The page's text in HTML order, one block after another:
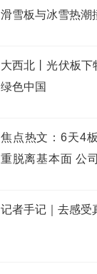
滑雪板与冰雪热潮
大西北丨光伏板下
绿色中国
焦点热文：6天4
重脱离基本面 公
记者手记｜去感受